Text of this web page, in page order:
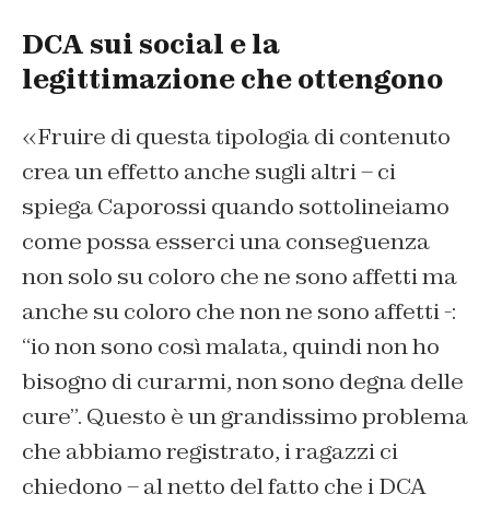
DCA sui social e la
legittimazione che ottengono
«Fruire di questa tipologia di contenuto
crea un effetto anche sugli altri – ci
spiega Caporossi quando sottolineiamo
come possa esserci una conseguenza
non solo su coloro che ne sono affetti ma
anche su coloro che non ne sono affetti -:
“io non sono così malata, quindi non ho
bisogno di curarmi, non sono degna delle
cure”. Questo è un grandissimo problema
che abbiamo registrato, i ragazzi ci
chiedono – al netto del fatto che i DCA